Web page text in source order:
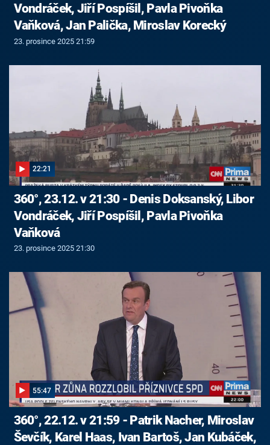
Vondráček, Jiří Pospíšil, Pavla Pivoňka
Vaňková, Jan Palička, Miroslav Korecký
23. prosince 2025 21:59
22:21
360°, 23.12. v 21:30 - Denis Doksanský, Libor
Vondráček, Jiří Pospíšil, Pavla Pivoňka
Vaňková
23. prosince 2025 21:30
55:47
360°, 22.12. v 21:59 - Patrik Nacher, Miroslav
Ševčík, Karel Haas, Ivan Bartoš, Jan Kubáček,